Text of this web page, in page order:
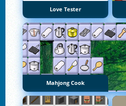
Love Tester
Mahjong Cook